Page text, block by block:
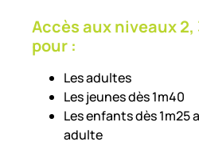
Accès aux niveaux
pour :
Les adultes
Les jeunes dès 1m40
Les enfants dès 1m25
adulte